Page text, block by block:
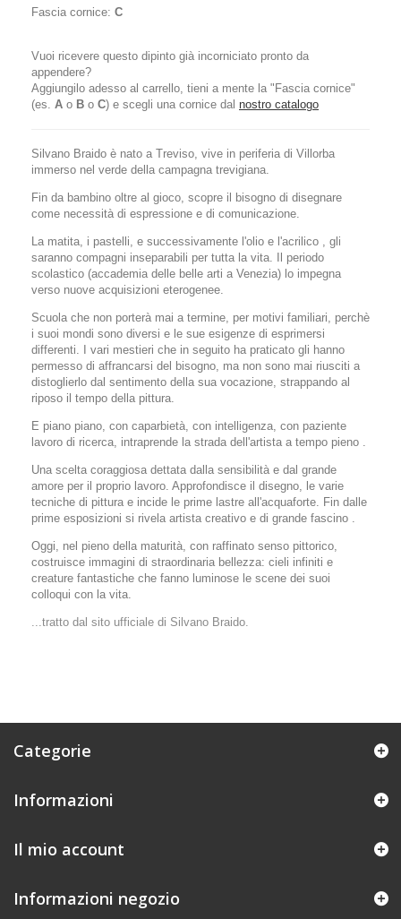
Fascia cornice: C
Vuoi ricevere questo dipinto già incorniciato pronto da
appendere?
Aggiungilo adesso al carrello, tieni a mente la "Fascia cornice"
(es. A o B o C) e scegli una cornice dal nostro catalogo
Silvano Braido è nato a Treviso, vive in periferia di Villorba
immerso nel verde della campagna trevigiana.
Fin da bambino oltre al gioco, scopre il bisogno di disegnare
come necessità di espressione e di comunicazione.
La matita, i pastelli, e successivamente l'olio e l'acrilico , gli
saranno compagni inseparabili per tutta la vita. Il periodo
scolastico (accademia delle belle arti a Venezia) lo impegna
verso nuove acquisizioni eterogenee.
Scuola che non porterà mai a termine, per motivi familiari, perchè
i suoi mondi sono diversi e le sue esigenze di esprimersi
differenti. I vari mestieri che in seguito ha praticato gli hanno
permesso di affrancarsi del bisogno, ma non sono mai riusciti a
distoglierlo dal sentimento della sua vocazione, strappando al
riposo il tempo della pittura.
E piano piano, con caparbietà, con intelligenza, con paziente
lavoro di ricerca, intraprende la strada dell'artista a tempo pieno .
Una scelta coraggiosa dettata dalla sensibilità e dal grande
amore per il proprio lavoro. Approfondisce il disegno, le varie
tecniche di pittura e incide le prime lastre all'acquaforte. Fin dalle
prime esposizioni si rivela artista creativo e di grande fascino .
Oggi, nel pieno della maturità, con raffinato senso pittorico,
costruisce immagini di straordinaria bellezza: cieli infiniti e
creature fantastiche che fanno luminose le scene dei suoi
colloqui con la vita.
...tratto dal sito ufficiale di Silvano Braido.
Categorie
Informazioni
Il mio account
Informazioni negozio